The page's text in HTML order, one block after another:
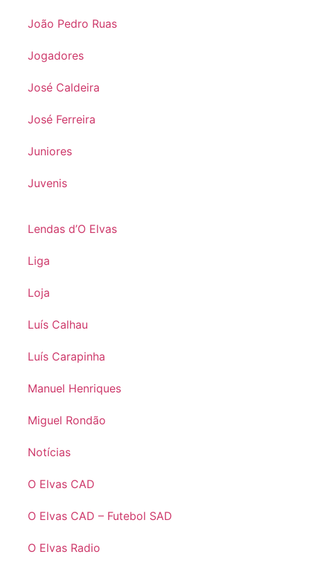
João Pedro Ruas
Jogadores
José Caldeira
José Ferreira
Juniores
Juvenis
Lendas d’O Elvas
Liga
Loja
Luís Calhau
Luís Carapinha
Manuel Henriques
Miguel Rondão
Notícias
O Elvas CAD
O Elvas CAD – Futebol SAD
O Elvas Radio